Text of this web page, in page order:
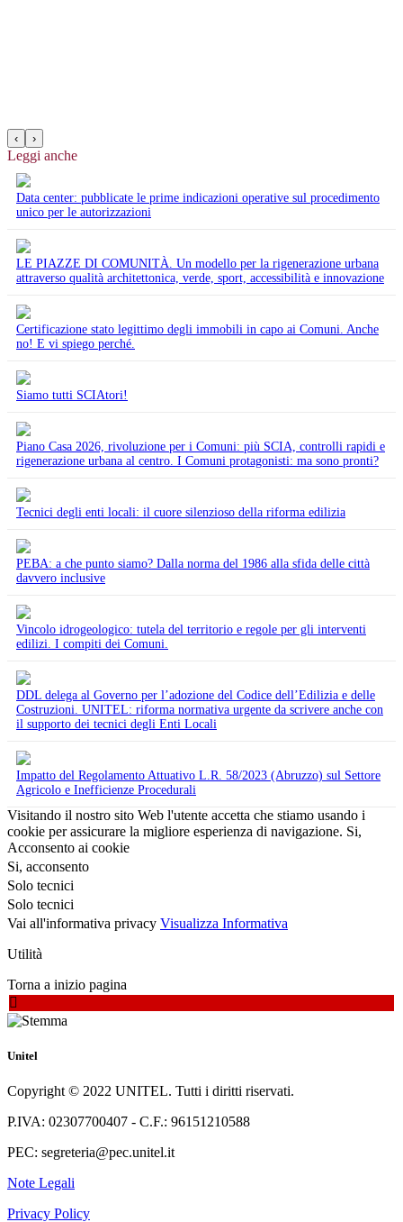
‹ ›
Leggi anche
Data center: pubblicate le prime indicazioni operative sul procedimento
unico per le autorizzazioni
LE PIAZZE DI COMUNITÀ. Un modello per la rigenerazione urbana
attraverso qualità architettonica, verde, sport, accessibilità e innovazione
Certificazione stato legittimo degli immobili in capo ai Comuni. Anche
no! E vi spiego perché.
Siamo tutti SCIAtori!
Piano Casa 2026, rivoluzione per i Comuni: più SCIA, controlli rapidi e
rigenerazione urbana al centro. I Comuni protagonisti: ma sono pronti?
Tecnici degli enti locali: il cuore silenzioso della riforma edilizia
PEBA: a che punto siamo? Dalla norma del 1986 alla sfida delle città
davvero inclusive
Vincolo idrogeologico: tutela del territorio e regole per gli interventi
edilizi. I compiti dei Comuni.
DDL delega al Governo per l’adozione del Codice dell’Edilizia e delle
Costruzioni. UNITEL: riforma normativa urgente da scrivere anche con
il supporto dei tecnici degli Enti Locali
Impatto del Regolamento Attuativo L.R. 58/2023 (Abruzzo) sul Settore
Agricolo e Inefficienze Procedurali
Visitando il nostro sito Web l'utente accetta che stiamo usando i
cookie per assicurare la migliore esperienza di navigazione. Si,
Acconsento ai cookie
Si, acconsento
Solo tecnici
Solo tecnici
Vai all'informativa privacy Visualizza Informativa
Utilità
Torna a inizio pagina
Unitel
Copyright © 2022 UNITEL. Tutti i diritti riservati.
P.IVA: 02307700407 - C.F.: 96151210588
PEC: segreteria@pec.unitel.it
Note Legali
Privacy Policy